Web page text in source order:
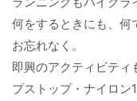
何をするときにも、何
お忘れなく。
即興のアクティビティ
プストップ・ナイロン